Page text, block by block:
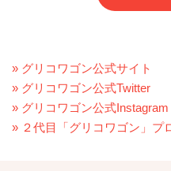
» グリコワゴン公式サイト
» グリコワゴン公式Twitter
» グリコワゴン公式Instagram
» ２代目「グリコワゴン」プ